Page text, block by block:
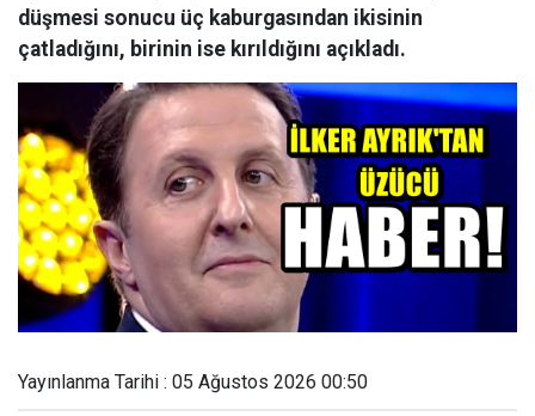
düşmesi sonucu üç kaburgasından ikisinin
çatladığını, birinin ise kırıldığını açıkladı.
Yayınlanma Tarihi : 05 Ağustos 2026 00:50